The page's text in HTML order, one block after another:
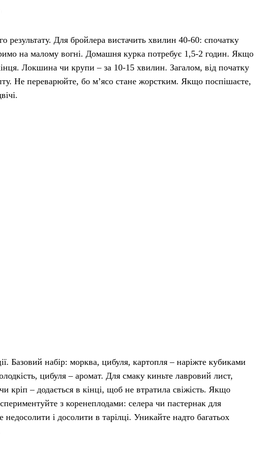
результату. Для бройлера вистачить хвилин 40-60: спочатку
на малому вогні. Домашня курка потребує 1,5-2 годин. Якщо
Локшина чи крупи – за 10-15 хвилин. Загалом, від початку
Не переварюйте, бо м’ясо стане жорстким. Якщо поспішаєте,
Базовий набір: морква, цибуля, картопля – наріжте кубиками
цибуля – аромат. Для смаку киньте лавровий лист,
кріп – додається в кінці, щоб не втратила свіжість. Якщо
з коренеплодами: селера чи пастернак для
і досолити в тарілці. Уникайте надто багатьох